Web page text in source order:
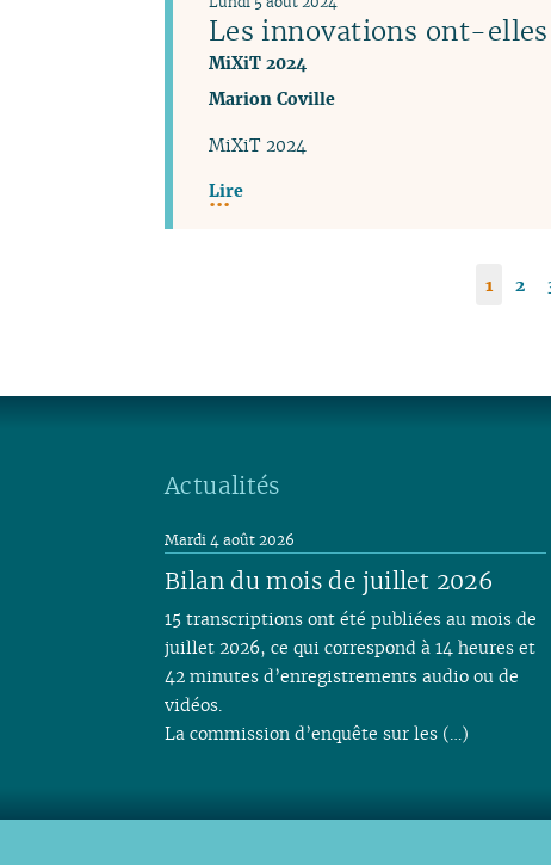
Les innovations ont-elles
MiXiT 2024
Marion Coville
MiXiT 2024
Lire
1 2
Actualités
Bilan du mois de juillet 2026
Mardi 4 août 2026
15 transcriptions ont été publiées au mois de
juillet 2026, ce qui correspond à 14 heures et
42 minutes d’enregistrements audio ou de
vidéos.
La commission d’enquête sur les (…)